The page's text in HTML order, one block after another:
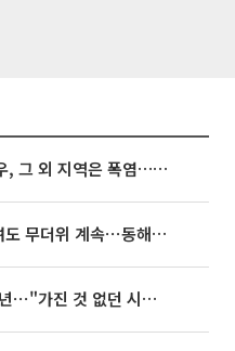
동해안은 시간당 80㎜ 폭우, 그 외 지역은 폭염…‘극과 극 날씨’
[내일 날씨] 폭염 한풀 꺾여도 무더위 계속⋯동해안 이틀 연속 비
임영웅, 어느덧 데뷔 10주년⋯"가진 것 없던 시절, 내 앞엔 20명의 팬뿐"